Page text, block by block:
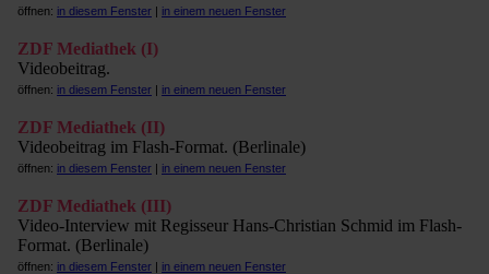
öffnen: in diesem Fenster | in einem neuen Fenster
ZDF Mediathek (I)
Videobeitrag.
öffnen: in diesem Fenster | in einem neuen Fenster
ZDF Mediathek (II)
Videobeitrag im Flash-Format. (Berlinale)
öffnen: in diesem Fenster | in einem neuen Fenster
ZDF Mediathek (III)
Video-Interview mit Regisseur Hans-Christian Schmid im Flash-
Format. (Berlinale)
öffnen: in diesem Fenster | in einem neuen Fenster